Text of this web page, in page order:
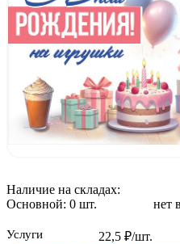
нет
22,5 ₽/шт.
Наличие на складах:
Основной: 0 шт.
Услуги